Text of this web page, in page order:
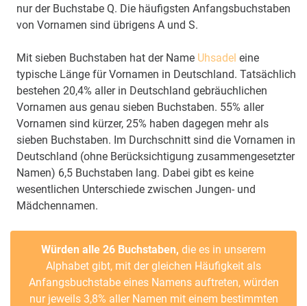
nur der Buchstabe Q. Die häufigsten Anfangsbuchstaben
von Vornamen sind übrigens A und S.
Mit sieben Buchstaben hat der Name Uhsadel eine
typische Länge für Vornamen in Deutschland. Tatsächlich
bestehen 20,4% aller in Deutschland gebräuchlichen
Vornamen aus genau sieben Buchstaben. 55% aller
Vornamen sind kürzer, 25% haben dagegen mehr als
sieben Buchstaben. Im Durchschnitt sind die Vornamen in
Deutschland (ohne Berücksichtigung zusammengesetzter
Namen) 6,5 Buchstaben lang. Dabei gibt es keine
wesentlichen Unterschiede zwischen Jungen- und
Mädchennamen.
Würden alle 26 Buchstaben, die es in unserem
Alphabet gibt, mit der gleichen Häufigkeit als
Anfangsbuchstabe eines Namens auftreten, würden
nur jeweils 3,8% aller Namen mit einem bestimmten